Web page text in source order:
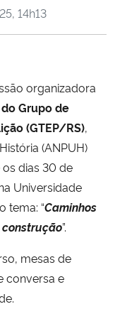
14h13
organizadora
Grupo de
(GTEP/RS),
(ANPUH)
dias 30 de
Universidade
tema: “Caminhos
”.
mesas de
conversa e